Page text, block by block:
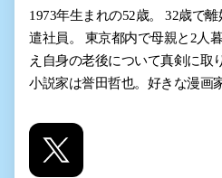
1973年生まれの52歳。 32歳で
遣社員。 東京都内で母親と2人
え自身の老後について真剣に取
小説家は誉田哲也。好きな漫画